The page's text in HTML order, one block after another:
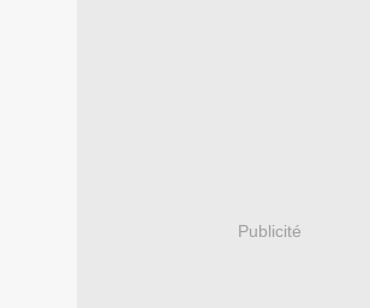
Publicité